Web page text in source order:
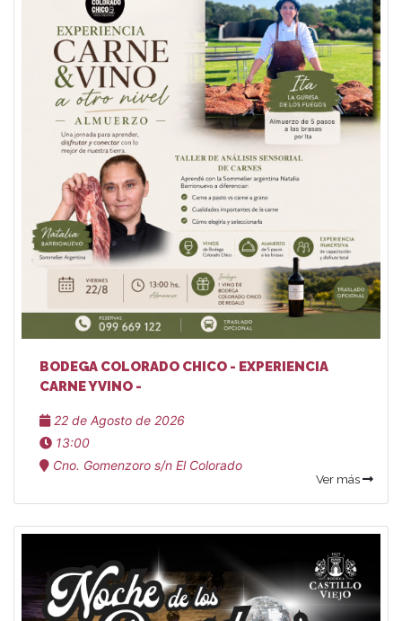
BODEGA COLORADO CHICO - EXPERIENCIA
CARNE Y VINO -
22 de Agosto de 2026
13:00
Cno. Gomenzoro s/n El Colorado
Ver más